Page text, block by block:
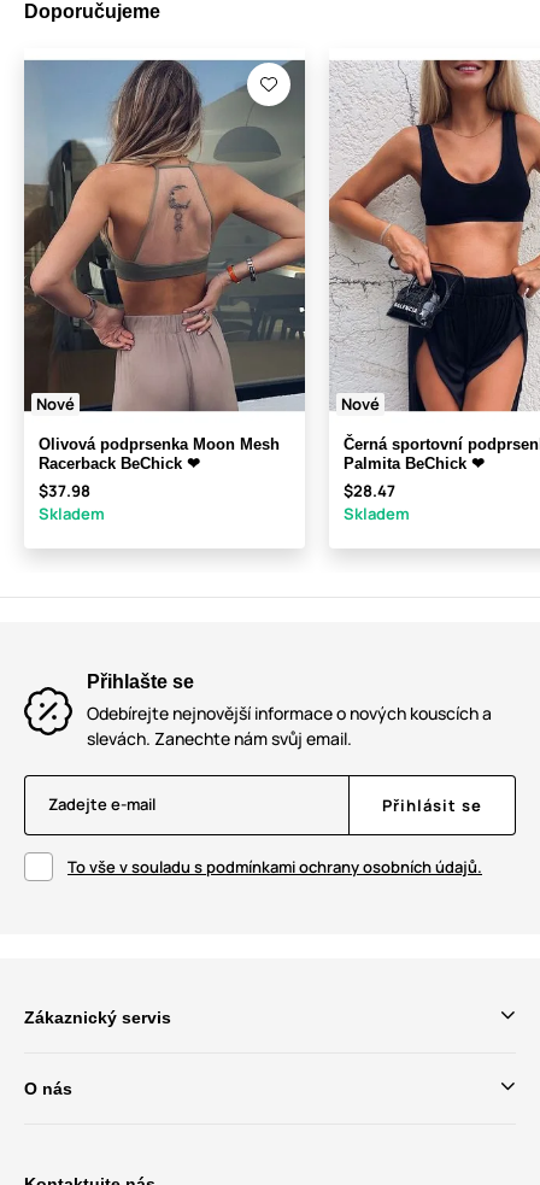
Doporučujeme
Nové
Olivová podprsenka Moon Mesh
Racerback BeChick ❤
$37.98
Skladem
Nové
Černá sportovní
Palmita BeChick ❤
$28.47
Skladem
Přihlašte se
Odebírejte nejnovější informace o nových kouscích a
slevách. Zanechte nám svůj email.
Zadejte e-mail Přihlásit se
To vše v souladu s podmínkami ochrany osobních údajů.
Zákaznický servis
O nás